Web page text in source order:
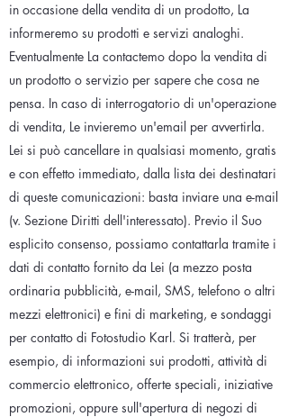
in occasione della vendita di un prodotto, La
informeremo su prodotti e servizi analoghi.
Eventualmente La contactemo dopo la vendita di
un prodotto o servizio per sapere che cosa ne
pensa. In caso di interrogatorio di un'operazione
di vendita, Le invieremo un'email per avvertirla.
Lei si può cancellare in qualsiasi momento, gratis
e con effetto immediato, dalla lista dei destinatari
di queste comunicazioni: basta inviare una e-mail
(v. Sezione Diritti dell'interessato). Previo il Suo
esplicito consenso, possiamo contattarla tramite i
dati di contatto fornito da Lei (a mezzo posta
ordinaria pubblicità, e-mail, SMS, telefono o altri
mezzi elettronici) e fini di marketing, e sondaggi
per contatto di Fotostudio Karl. Si tratterà, per
esempio, di informazioni sui prodotti, attività di
commercio elettronico, offerte speciali, iniziative
promozioni, oppure sull'apertura di negozi di